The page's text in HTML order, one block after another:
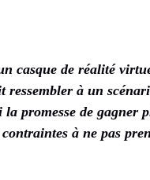
casque de réalité
à un
promesse de gagner
à ne pas